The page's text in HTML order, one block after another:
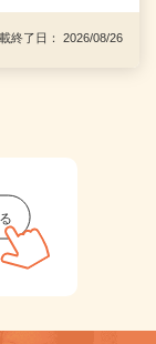
終了日： 2026/08/26